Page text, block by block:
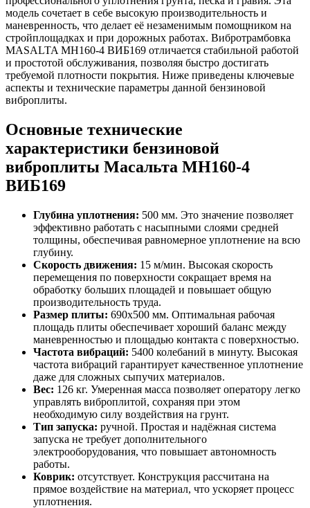
модель сочетает в себе высокую производительность и
маневренность, что делает её незаменимым помощником на
стройплощадках и при дорожных работах. Вибротрамбовка
MASALTA MH160-4 ВИБ169 отличается стабильной работой
и простотой обслуживания, позволяя быстро достигать
требуемой плотности покрытия. Ниже приведены ключевые
аспекты и технические параметры данной бензиновой
виброплиты.
Основные технические
характеристики бензиновой
виброплиты Масальта MH160-4
ВИБ169
Глубина уплотнения: 500 мм. Это значение позволяет
эффективно работать с насыпными слоями средней
толщины, обеспечивая равномерное уплотнение на всю
глубину.
Скорость движения: 15 м/мин. Высокая скорость
перемещения по поверхности сокращает время на
обработку больших площадей и повышает общую
производительность труда.
Размер плиты: 690х500 мм. Оптимальная рабочая
площадь плиты обеспечивает хороший баланс между
маневренностью и площадью контакта с поверхностью.
Частота вибраций: 5400 колебаний в минуту. Высокая
частота вибраций гарантирует качественное уплотнение
даже для сложных сыпучих материалов.
Вес: 126 кг. Умеренная масса позволяет оператору легко
управлять виброплитой, сохраняя при этом
необходимую силу воздействия на грунт.
Тип запуска: ручной. Простая и надёжная система
запуска не требует дополнительного
электрооборудования, что повышает автономность
работы.
Коврик: отсутствует. Конструкция рассчитана на
прямое воздействие на материал, что ускоряет процесс
уплотнения.